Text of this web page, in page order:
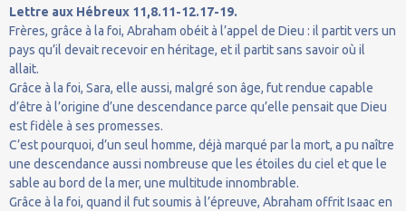
Lettre aux Hébreux 11,8.11-12.17-19.
Frères, grâce à la foi, Abraham obéit à l’appel de Dieu : il partit vers un
pays qu’il devait recevoir en héritage, et il partit sans savoir où il
allait.
Grâce à la foi, Sara, elle aussi, malgré son âge, fut rendue capable
d’être à l’origine d’une descendance parce qu’elle pensait que Dieu
est fidèle à ses promesses.
C’est pourquoi, d’un seul homme, déjà marqué par la mort, a pu naître
une descendance aussi nombreuse que les étoiles du ciel et que le
sable au bord de la mer, une multitude innombrable.
Grâce à la foi, quand il fut soumis à l’épreuve, Abraham offrit Isaac en